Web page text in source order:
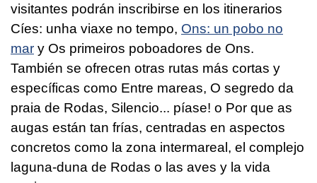
visitantes podrán inscribirse en los itinerarios
Cíes: unha viaxe no tempo, Ons: un pobo no
mar y Os primeiros poboadores de Ons.
También se ofrecen otras rutas más cortas y
específicas como Entre mareas, O segredo da
praia de Rodas, Silencio... píase! o Por que as
augas están tan frías, centradas en aspectos
concretos como la zona intermareal, el complejo
laguna-duna de Rodas o las aves y la vida